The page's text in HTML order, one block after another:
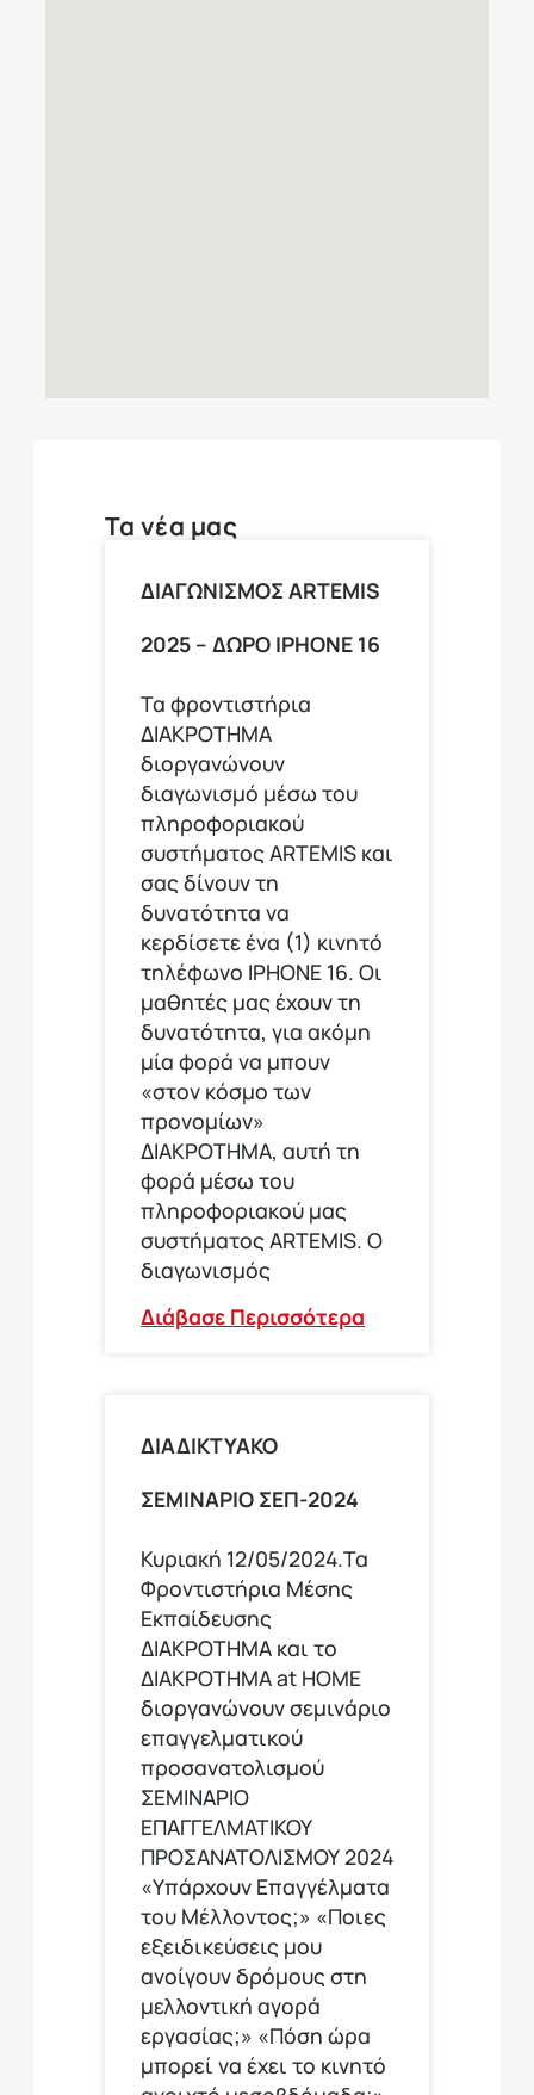
Τα νέα μας
ΔΙΑΓΩΝΙΣΜΟΣ ARTEMIS
2025 – ΔΩΡΟ ΙPHONE 16
Τα φροντιστήρια
ΔΙΑΚΡΟΤΗΜΑ
διοργανώνουν
διαγωνισμό μέσω του
πληροφοριακού
συστήματος ARTEMIS και
σας δίνουν τη
δυνατότητα να
κερδίσετε ένα (1) κινητό
τηλέφωνο ΙΡΗΟΝΕ 16. Οι
μαθητές μας έχουν τη
δυνατότητα, για ακόμη
μία φορά να μπουν
«στον κόσμο των
προνομίων»
ΔΙΑΚΡΟΤΗΜΑ, αυτή τη
φορά μέσω του
πληροφοριακού μας
συστήματος ARTEMIS. Ο
διαγωνισμός
Διάβασε Περισσότερα
ΔΙΑΔΙΚΤΥΑΚΟ
ΣΕΜΙΝΑΡΙΟ ΣΕΠ-2024
Κυριακή 12/05/2024.Τα
Φροντιστήρια Μέσης
Εκπαίδευσης
ΔΙΑΚΡΟΤΗΜΑ και το
ΔΙΑΚΡΟΤΗΜΑ at HOME
διοργανώνουν σεμινάριο
επαγγελματικού
προσανατολισμού
ΣΕΜΙΝΑΡΙΟ
ΕΠΑΓΓΕΛΜΑΤΙΚΟΥ
ΠΡΟΣΑΝΑΤΟΛΙΣΜΟΥ 2024
«Υπάρχουν Επαγγέλματα
του Μέλλοντος;» «Ποιες
εξειδικεύσεις μου
ανοίγουν δρόμους στη
μελλοντική αγορά
εργασίας;» «Πόση ώρα
μπορεί να έχει το κινητό